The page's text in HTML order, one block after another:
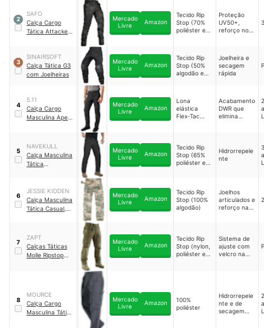
2
SAFO
Calça Cargo
Tática Attacker
Mercado
Livre
Amazon
Tecido Rip
Stop (70%
poliéster e
Proteção
UV50+,
reforço nos
3
SINAIRSOFT
Calça Tática G3
com Joelheiras
Mercado
Livre
Amazon
Tecido Rip
Stop (50%
algodão e
Joelheira e
secagem
rápida
4
5.11
Calça Cargo
Masculina Apex
48252
Mercado
Livre
Amazon
Lona
elástica
Flex-Tac
5% elastano)
Acabamento
DWR que
elimina
L
5
NAVEKULL
Calça Masculina
Tática
Mercado
Livre
Amazon
Tecido Rip
Stop (65%
poliéster e
Hidrorrepele
nte
L
6
JESSIE KIDDEN
Calça Masculina
Tática Casual,
Mercado
Livre
Amazon
Tecido Rip
Stop (100%
algodão)
Joelhos
articulados e
reforço na
7
ZAPT
Calças Táticas
Molle Ripstop
Mercado
Livre
Amazon
Tecido Rip
Stop (nylon,
poliéster e
Sistema de
ajuste com
velcro na
quadril e nos
joelhos
8
MOURCE
Calça Cargo
Masculina Tática
Mercado
Livre
Amazon
100%
poliéster
Hidrorrepele
nte e de
secagem
L